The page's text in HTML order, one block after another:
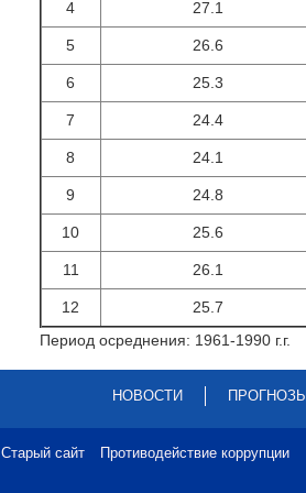
4 27.1
5 26.6
6 25.3
7 24.4
8 24.1
9 24.8
10 25.6
11 26.1
12 25.7
Период осреднения: 1961-1990 г.г.
НОВОСТИ ПРОГНОЗЫ
Старый сайт Противодействие коррупции